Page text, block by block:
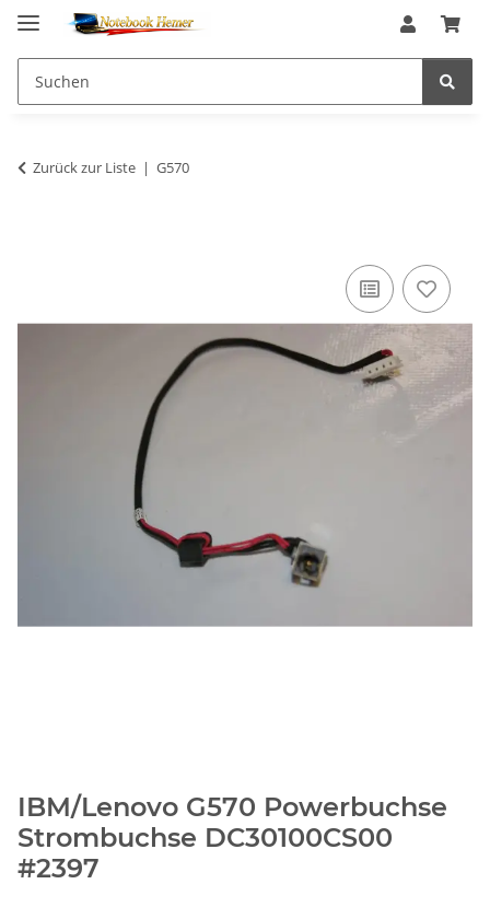
Zurück zur Liste G570
IBM/Lenovo G570 Powerbuchse
Strombuchse DC30100CS00
#2397